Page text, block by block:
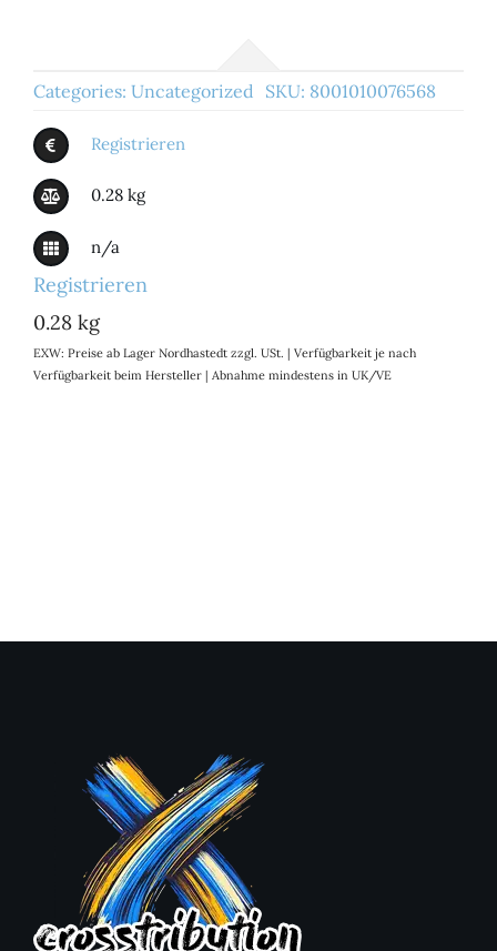
Categories: Uncategorized SKU: 8001010076568
Registrieren
0.28 kg
n/a
Registrieren
0.28 kg
EXW: Preise ab Lager Nordhastedt zzgl. USt. | Verfügbarkeit je nach
Verfügbarkeit beim Hersteller | Abnahme mindestens in UK/VE